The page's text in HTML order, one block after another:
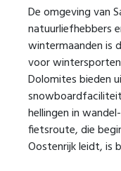
De omgeving van
natuurliefhebbers
wintermaanden is
voor
Dolomites bieden
hellingen in
fietsroute, die
Oostenrijk leidt, is